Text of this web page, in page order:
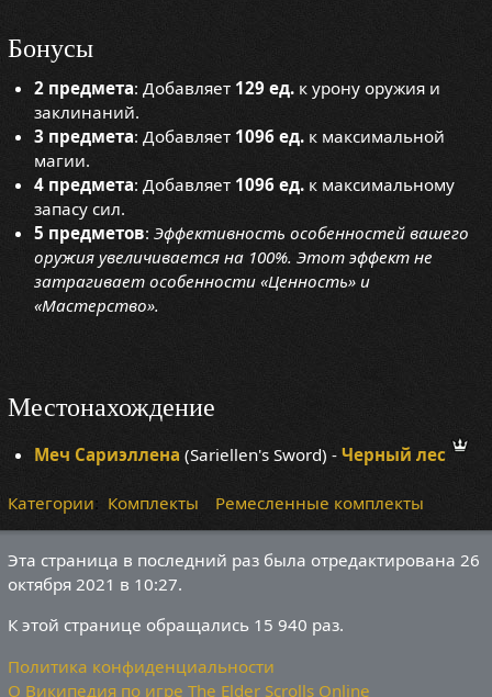
Бонусы
2 предмета: Добавляет 129 ед. к урону оружия и
заклинаний.
3 предмета: Добавляет 1096 ед. к максимальной
магии.
4 предмета: Добавляет 1096 ед. к максимальному
запасу сил.
5 предметов:Эффективность особенностей вашего
оружия увеличивается на 100%. Этот эффект не
затрагивает особенности «Ценность» и
«Мастерство».
Местонахождение
Меч Сариэллена (Sariellen's Sword) -Черный лес
Категории: Комплекты Ремесленные комплекты
Эта страница в последний раз была отредактирована 26
октября 2021 в 10:27.
К этой странице обращались 15 940 раз.
Политика конфиденциальности
О Википедия по игре The Elder Scrolls Online